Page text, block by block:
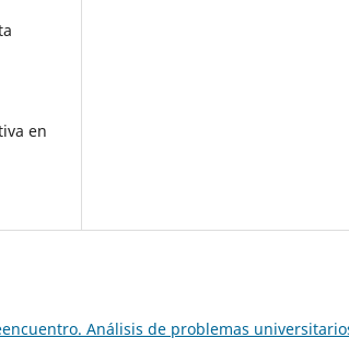
en
Análisis de problemas